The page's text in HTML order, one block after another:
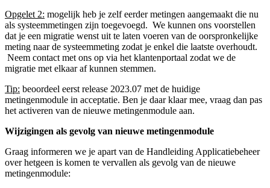
Opgelet 2: mogelijk heb je zelf eerder metingen aangemaakt die nu
als systeemmetingen zijn toegevoegd. We kunnen ons voorstellen
dat je een migratie wenst uit te laten voeren van de oorspronkelijke
meting naar de systeemmeting zodat je enkel die laatste overhoudt.
Neem contact met ons op via het klantenportaal zodat we de
migratie met elkaar af kunnen stemmen.
Tip: beoordeel eerst release 2023.07 met de huidige
metingenmodule in acceptatie. Ben je daar klaar mee, vraag dan pas
het activeren van de nieuwe metingenmodule aan.
Wijzigingen als gevolg van nieuwe metingenmodule
Graag informeren we je apart van de Handleiding Applicatiebeheer
over hetgeen is komen te vervallen als gevolg van de nieuwe
metingenmodule: